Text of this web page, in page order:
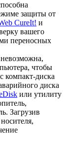
защиты от
CureIt! и
вашего
переносных
чтобы
компакт-диска
диска
или утилиту
Загрузив